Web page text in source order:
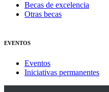
Becas de excelencia
Otras becas
EVENTOS
Eventos
Iniciativas permanentes